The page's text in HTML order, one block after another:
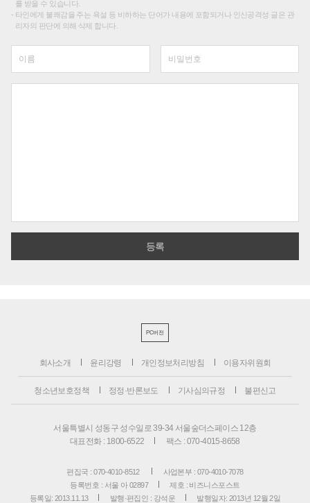
를 받을 수 있습니다.
타인에게 불쾌감을 주는 욕설 등 비하하는 단어가 내용에 포함되거나 인신공격성 글은 관
리자의 판단에 의해 삭제 합니다.
PC버전
회사소개 윤리강령 개인정보처리방침 이용자위원회
청소년보호정책 정정·반론보도 기사심의규정 불편신고
서울특별시 성동구 성수일로 39-34 서울숲더스페이스 12층
대표전화 : 1800-6522
팩스 : 070-4015-8658
편집국 : 070-4010-8512
사업본부 : 070-4010-7078
등록번호 : 서울 아 02897
제호 : 비즈니스포스트
등록일: 2013.11.13
발행·편집인 : 강석운 발행일자: 2013년 12월 2일